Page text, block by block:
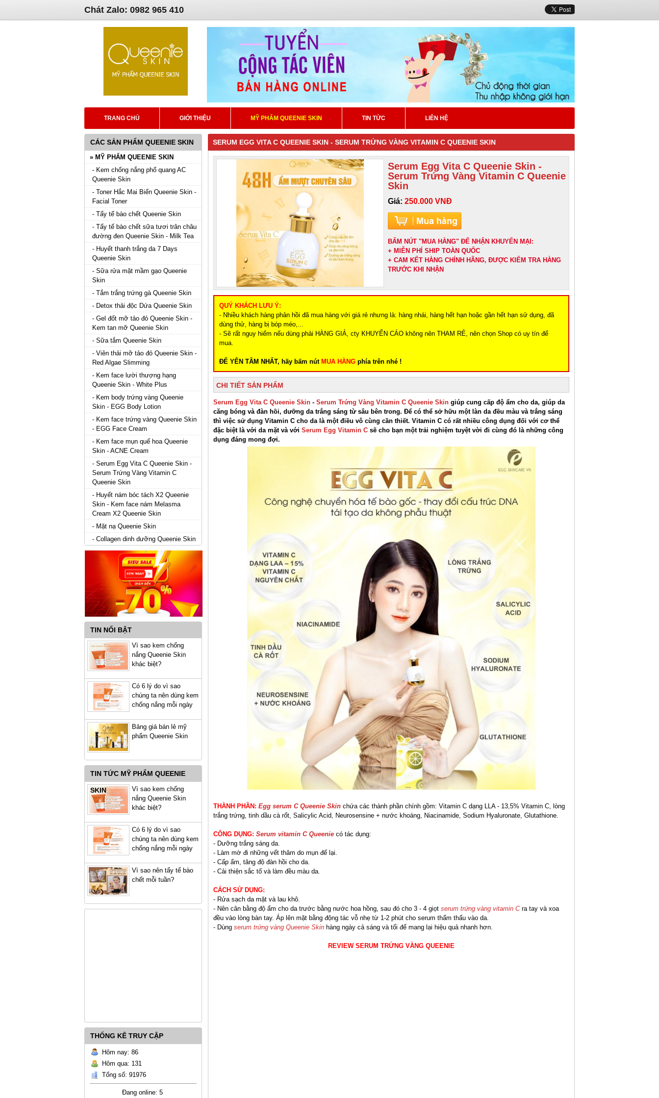
Chát Zalo: 0982 965 410
TRANG CHỦ GIỚI THIỆU MỸ PHẨM QUEENIE SKIN TIN TỨC LIÊN HỆ
CÁC SẢN PHẨM QUEENIE SKIN
» MỸ PHẨM QUEENIE SKIN
- Kem chống nắng phổ quang AC
Queenie Skin
- Toner Hắc Mai Biển Queenie Skin -
Facial Toner
- Tẩy tế bào chết Queenie Skin
- Tẩy tế bào chết sữa tươi trân châu
đường đen Queenie Skin - Milk Tea
- Huyết thanh trắng da 7 Days
Queenie Skin
- Sữa rửa mặt mầm gạo Queenie
Skin
- Tắm trắng trứng gà Queenie Skin
- Detox thải độc Dứa Queenie Skin
- Gel đốt mỡ tảo đỏ Queenie Skin -
Kem tan mỡ Queenie Skin
- Sữa tắm Queenie Skin
- Viên thải mỡ tảo đỏ Queenie Skin -
Red Algae Slimming
- Kem face lười thượng hạng
Queenie Skin - White Plus
- Kem body trứng vàng Queenie
Skin - EGG Body Lotion
- Kem face trứng vàng Queenie Skin
- EGG Face Cream
- Kem face mụn quế hoa Queenie
Skin - ACNE Cream
- Serum Egg Vita C Queenie Skin -
Serum Trứng Vàng Vitamin C
Queenie Skin
- Huyết nám bóc tách X2 Queenie
Skin - Kem face nám Melasma
Cream X2 Queenie Skin
- Mặt nạ Queenie Skin
- Collagen dinh dưỡng Queenie Skin
TIN NỔI BẬT
Vì sao kem chống
nắng Queenie Skin
khác biệt?
Có 6 lý do vì sao
chúng ta nên dùng kem
chống nắng mỗi ngày
Bảng giá bán lẻ mỹ
phẩm Queenie Skin
TIN TỨC MỸ PHẨM QUEENIE
SKIN
Vì sao kem chống
nắng Queenie Skin
khác biệt?
Có 6 lý do vì sao
chúng ta nên dùng kem
chống nắng mỗi ngày
Vì sao nên tẩy tế bào
chết mỗi tuần?
THỐNG KÊ TRUY CẬP
Hôm nay: 86
Hôm qua: 131
Tổng số: 91976
Đang online: 5
SERUM EGG VITA C QUEENIE SKIN - SERUM TRỨNG VÀNG VITAMIN C QUEENIE SKIN
Serum Egg Vita C Queenie Skin -
Serum Trứng Vàng Vitamin C Queenie
Skin
Giá: 250.000 VNĐ
BẤM NÚT "MUA HÀNG" ĐỂ NHẬN KHUYẾN MẠI:
+ MIỄN PHÍ SHIP TOÀN QUỐC
+ CAM KẾT HÀNG CHÍNH HÃNG, ĐƯỢC KIỂM TRA HÀNG
TRƯỚC KHI NHẬN
QUÝ KHÁCH LƯU Ý:
- Nhiều khách hàng phản hồi đã mua hàng với giá rẻ nhưng là: hàng nhái, hàng hết hạn hoặc gần hết hạn sử dụng, đã
dùng thử, hàng bị bóp méo,...
- Sẽ rất nguy hiểm nếu dùng phải HÀNG GIẢ, cty KHUYẾN CÁO không nên THAM RẺ, nên chọn Shop có uy tín để
mua.
ĐỂ YÊN TÂM NHẤT, hãy bấm nút MUA HÀNG phía trên nhé !
CHI TIẾT SẢN PHẨM
Serum Egg Vita C Queenie Skin - Serum Trứng Vàng Vitamin C Queenie Skin giúp cung cấp độ ẩm cho da, giúp da
căng bóng và đàn hồi, dưỡng da trắng sáng từ sâu bên trong. Để có thể sở hữu một làn da đều màu và trắng sáng
thì việc sử dụng Vitamin C cho da là một điều vô cùng cần thiết. Vitamin C có rất nhiều công dụng đối với cơ thể
đặc biệt là với da mặt và với Serum Egg Vitamin C sẽ cho bạn một trải nghiệm tuyệt vời đi cùng đó là những công
dụng đáng mong đợi.
THÀNH PHẦN: Egg serum C Queenie Skin chứa các thành phần chính gồm: Vitamin C dạng LLA - 13,5% Vitamin C, lòng
trắng trứng, tinh dầu cà rốt, Salicylic Acid, Neurosensine + nước khoáng, Niacinamide, Sodium Hyaluronate, Glutathione.
CÔNG DỤNG: Serum vitamin C Queenie có tác dụng:
- Dưỡng trắng sáng da.
- Làm mờ đi những vết thâm do mụn để lại.
- Cấp ẩm, tăng độ đàn hồi cho da.
- Cải thiện sắc tố và làm đều màu da.
CÁCH SỬ DỤNG:
- Rửa sạch da mặt và lau khô.
- Nên cân bằng độ ẩm cho da trước bằng nước hoa hồng, sau đó cho 3 - 4 giọt serum trứng vàng vitamin Cra tay và xoa
đều vào lòng bàn tay. Áp lên mặt bằng động tác vỗ nhẹ từ 1-2 phút cho serum thẩm thấu vào da.
- Dùng serum trứng vàng Queenie Skin hàng ngày cả sáng và tối để mang lại hiệu quả nhanh hơn.
REVIEW SERUM TRỨNG VÀNG QUEENIE